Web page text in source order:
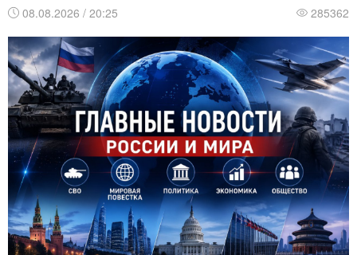
08.08.2026 / 20:25 285362